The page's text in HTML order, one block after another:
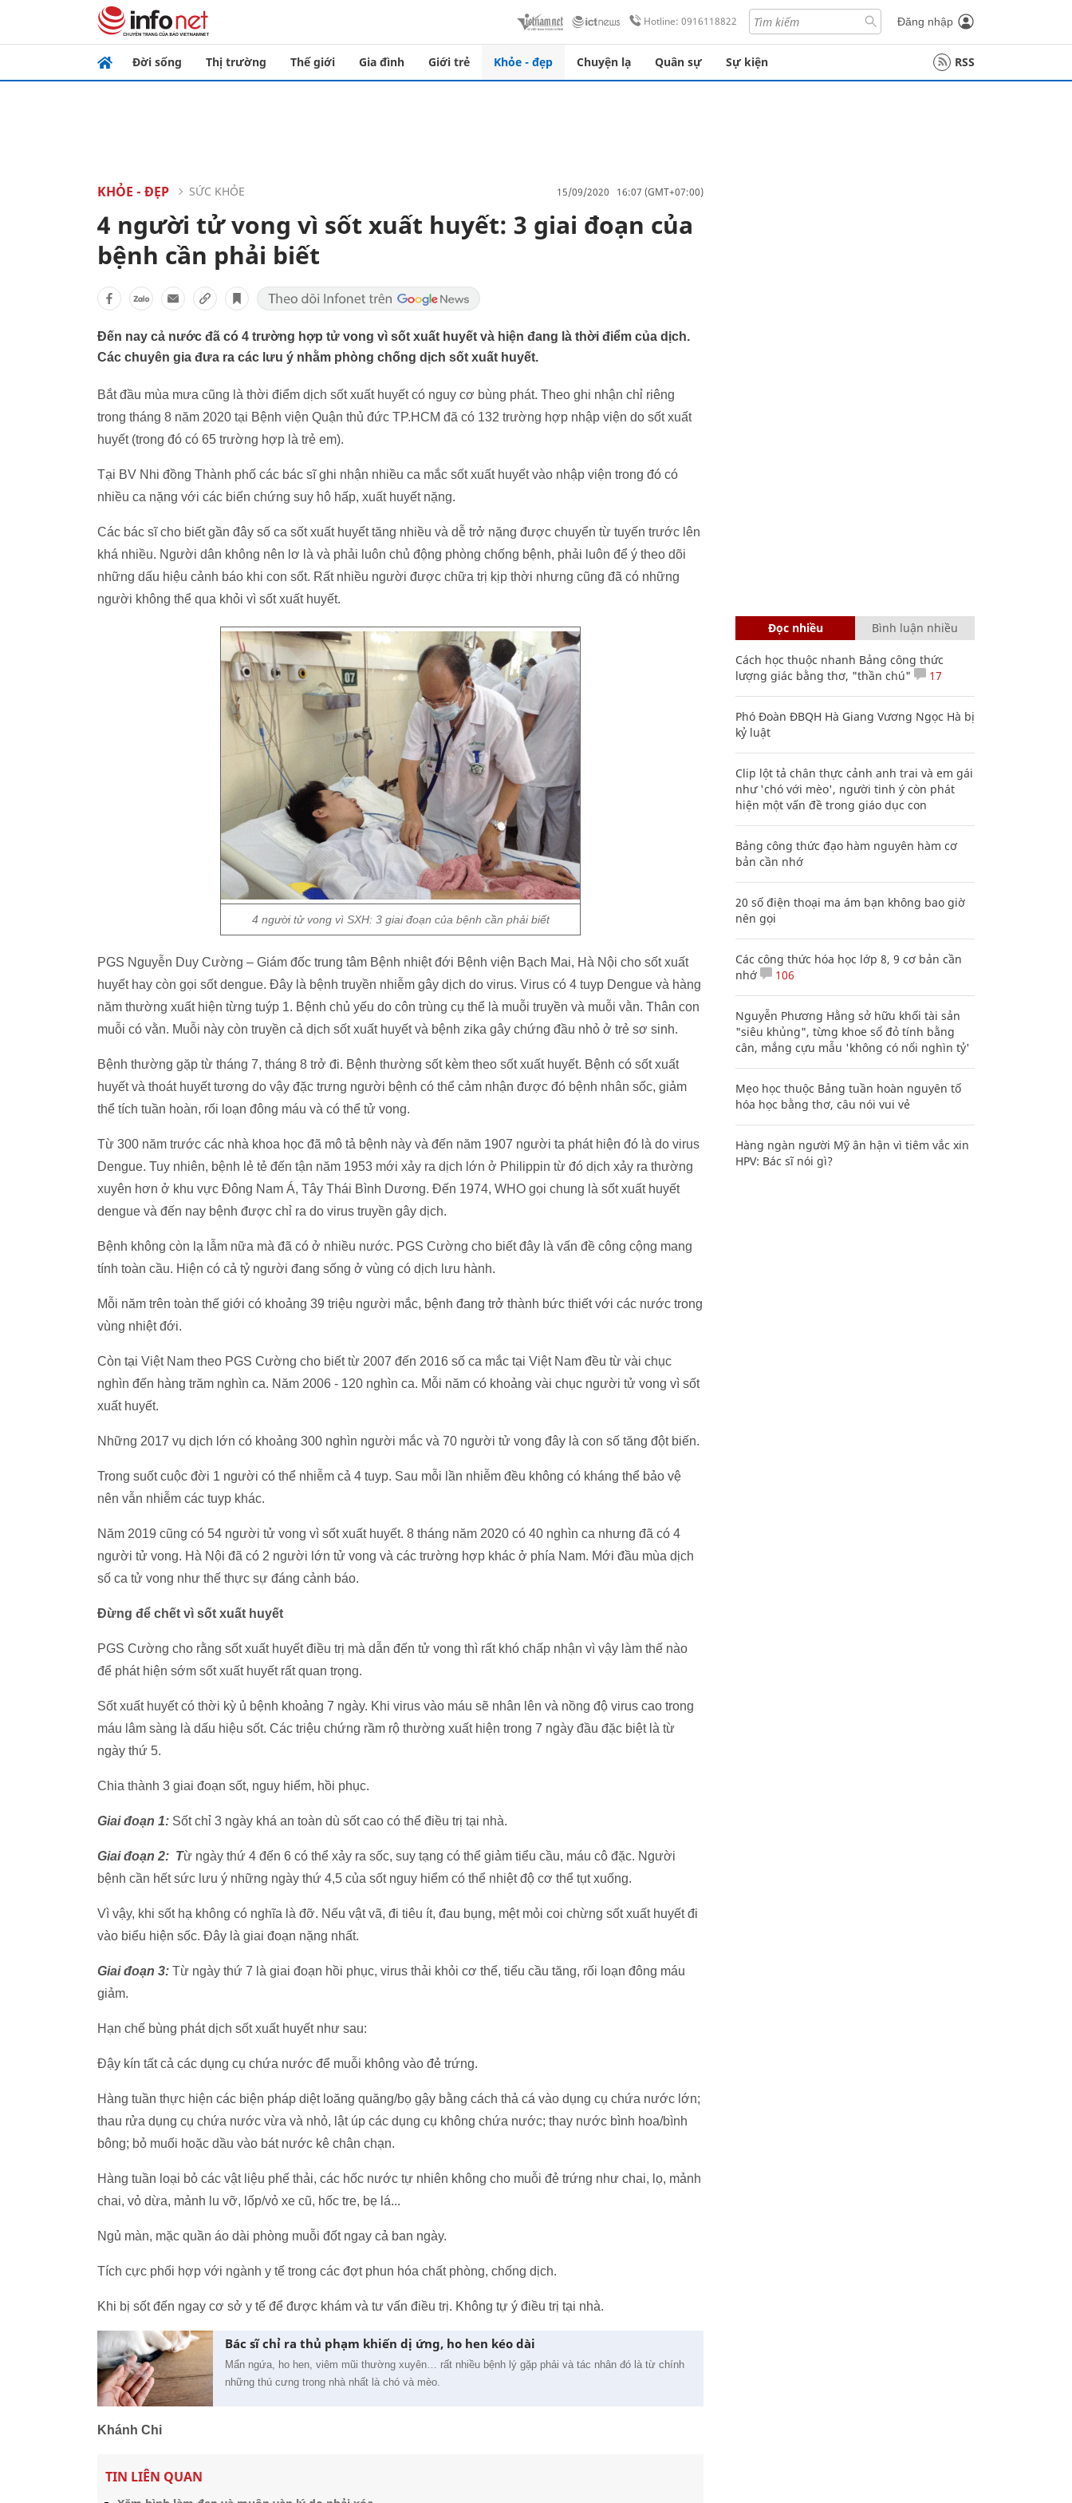
Hotline: 0916118822 Đăng nhập
Đời sống Thị trường Thế giới Gia đình Giới trẻ Khỏe - đẹp Chuyện lạ Quân sự Sự kiện RSS
KHỎE - ĐẸP SỨC KHỎE 15/09/2020 16:07 (GMT+07:00)
4 người tử vong vì sốt xuất huyết: 3 giai đoạn của
bệnh cần phải biết
Đến nay cả nước đã có 4 trường hợp tử vong vì sốt xuất huyết và hiện đang là thời điểm của dịch.
Các chuyên gia đưa ra các lưu ý nhằm phòng chống dịch sốt xuất huyết.
Bắt đầu mùa mưa cũng là thời điểm dịch sốt xuất huyết có nguy cơ bùng phát. Theo ghi nhận chỉ riêng
trong tháng 8 năm 2020 tại Bệnh viện Quận thủ đức TP.HCM đã có 132 trường hợp nhập viện do sốt xuất
huyết (trong đó có 65 trường hợp là trẻ em).
Tại BV Nhi đồng Thành phố các bác sĩ ghi nhận nhiều ca mắc sốt xuất huyết vào nhập viện trong đó có
nhiều ca nặng với các biến chứng suy hô hấp, xuất huyết nặng.
Các bác sĩ cho biết gần đây số ca sốt xuất huyết tăng nhiều và dễ trở nặng được chuyển từ tuyến trước lên
khá nhiều. Người dân không nên lơ là và phải luôn chủ động phòng chống bệnh, phải luôn để ý theo dõi
những dấu hiệu cảnh báo khi con sốt. Rất nhiều người được chữa trị kịp thời nhưng cũng đã có những
người không thể qua khỏi vì sốt xuất huyết.
4 người tử vong vì SXH: 3 giai đoạn của bệnh cần phải biết
PGS Nguyễn Duy Cường – Giám đốc trung tâm Bệnh nhiệt đới Bệnh viện Bạch Mai, Hà Nội cho sốt xuất
huyết hay còn gọi sốt dengue. Đây là bệnh truyền nhiễm gây dịch do virus. Virus có 4 tuyp Dengue và hàng
năm thường xuất hiện từng tuýp 1. Bệnh chủ yếu do côn trùng cụ thể là muỗi truyền và muỗi vằn. Thân con
muỗi có vằn. Muỗi này còn truyền cả dịch sốt xuất huyết và bệnh zika gây chứng đầu nhỏ ở trẻ sơ sinh.
Bệnh thường gặp từ tháng 7, tháng 8 trở đi. Bệnh thường sốt kèm theo sốt xuất huyết. Bệnh có sốt xuất
huyết và thoát huyết tương do vậy đặc trưng người bệnh có thể cảm nhận được đó bệnh nhân sốc, giảm
thể tích tuần hoàn, rối loạn đông máu và có thể tử vong.
Từ 300 năm trước các nhà khoa học đã mô tả bệnh này và đến năm 1907 người ta phát hiện đó là do virus
Dengue. Tuy nhiên, bệnh lẻ tẻ đến tận năm 1953 mới xảy ra dịch lớn ở Philippin từ đó dịch xảy ra thường
xuyên hơn ở khu vực Đông Nam Á, Tây Thái Bình Dương. Đến 1974, WHO gọi chung là sốt xuất huyết
dengue và đến nay bệnh được chỉ ra do virus truyền gây dịch.
Bệnh không còn lạ lẫm nữa mà đã có ở nhiều nước. PGS Cường cho biết đây là vấn đề công cộng mang
tính toàn cầu. Hiện có cả tỷ người đang sống ở vùng có dịch lưu hành.
Mỗi năm trên toàn thế giới có khoảng 39 triệu người mắc, bệnh đang trở thành bức thiết với các nước trong
vùng nhiệt đới.
Còn tại Việt Nam theo PGS Cường cho biết từ 2007 đến 2016 số ca mắc tại Việt Nam đều từ vài chục
nghìn đến hàng trăm nghìn ca. Năm 2006 - 120 nghìn ca. Mỗi năm có khoảng vài chục người tử vong vì sốt
xuất huyết.
Những 2017 vụ dịch lớn có khoảng 300 nghìn người mắc và 70 người tử vong đây là con số tăng đột biến.
Trong suốt cuộc đời 1 người có thể nhiễm cả 4 tuyp. Sau mỗi lần nhiễm đều không có kháng thể bảo vệ
nên vẫn nhiễm các tuyp khác.
Năm 2019 cũng có 54 người tử vong vì sốt xuất huyết. 8 tháng năm 2020 có 40 nghìn ca nhưng đã có 4
người tử vong. Hà Nội đã có 2 người lớn tử vong và các trường hợp khác ở phía Nam. Mới đầu mùa dịch
số ca tử vong như thế thực sự đáng cảnh báo.
Đừng để chết vì sốt xuất huyết
PGS Cường cho rằng sốt xuất huyết điều trị mà dẫn đến tử vong thì rất khó chấp nhận vì vậy làm thế nào
để phát hiện sớm sốt xuất huyết rất quan trọng.
Sốt xuất huyết có thời kỳ ủ bệnh khoảng 7 ngày. Khi virus vào máu sẽ nhân lên và nồng độ virus cao trong
máu lâm sàng là dấu hiệu sốt. Các triệu chứng rầm rộ thường xuất hiện trong 7 ngày đầu đặc biệt là từ
ngày thứ 5.
Chia thành 3 giai đoạn sốt, nguy hiểm, hồi phục.
Giai đoạn 1: Sốt chỉ 3 ngày khá an toàn dù sốt cao có thể điều trị tại nhà.
Giai đoạn 2: Từ ngày thứ 4 đến 6 có thể xảy ra sốc, suy tạng có thể giảm tiểu cầu, máu cô đặc. Người
bệnh cần hết sức lưu ý những ngày thứ 4,5 của sốt nguy hiểm có thể nhiệt độ cơ thể tụt xuống.
Vì vậy, khi sốt hạ không có nghĩa là đỡ. Nếu vật vã, đi tiêu ít, đau bụng, mệt mỏi coi chừng sốt xuất huyết đi
vào biểu hiện sốc. Đây là giai đoạn nặng nhất.
Giai đoạn 3: Từ ngày thứ 7 là giai đoạn hồi phục, virus thải khỏi cơ thể, tiểu cầu tăng, rối loạn đông máu
giảm.
Hạn chế bùng phát dịch sốt xuất huyết như sau:
Đậy kín tất cả các dụng cụ chứa nước để muỗi không vào đẻ trứng.
Hàng tuần thực hiện các biện pháp diệt loăng quăng/bọ gậy bằng cách thả cá vào dụng cụ chứa nước lớn;
thau rửa dụng cụ chứa nước vừa và nhỏ, lật úp các dụng cụ không chứa nước; thay nước bình hoa/bình
bông; bỏ muối hoặc dầu vào bát nước kê chân chạn.
Hàng tuần loại bỏ các vật liệu phế thải, các hốc nước tự nhiên không cho muỗi đẻ trứng như chai, lọ, mảnh
chai, vỏ dừa, mảnh lu vỡ, lốp/vỏ xe cũ, hốc tre, bẹ lá...
Ngủ màn, mặc quần áo dài phòng muỗi đốt ngay cả ban ngày.
Tích cực phối hợp với ngành y tế trong các đợt phun hóa chất phòng, chống dịch.
Khi bị sốt đến ngay cơ sở y tế để được khám và tư vấn điều trị. Không tự ý điều trị tại nhà.
Bác sĩ chỉ ra thủ phạm khiến dị ứng, ho hen kéo dài
Mẩn ngứa, ho hen, viêm mũi thường xuyên… rất nhiều bệnh lý gặp phải và tác nhân đó là từ chính
những thú cưng trong nhà nhất là chó và mèo.
Khánh Chi
TIN LIÊN QUAN
Đọc nhiều Bình luận nhiều
Cách học thuộc nhanh Bảng công thức
lượng giác bằng thơ, "thần chú"
17
Phó Đoàn ĐBQH Hà Giang Vương Ngọc Hà bị
kỷ luật
Clip lột tả chân thực cảnh anh trai và em gái
như 'chó với mèo', người tinh ý còn phát
hiện một vấn đề trong giáo dục con
Bảng công thức đạo hàm nguyên hàm cơ
bản cần nhớ
20 số điện thoại ma ám bạn không bao giờ
nên gọi
Các công thức hóa học lớp 8, 9 cơ bản cần
nhớ
106
Nguyễn Phương Hằng sở hữu khối tài sản
"siêu khủng", từng khoe sổ đỏ tính bằng
cân, mắng cựu mẫu 'không có nổi nghìn tỷ'
Mẹo học thuộc Bảng tuần hoàn nguyên tố
hóa học bằng thơ, câu nói vui vẻ
Hàng ngàn người Mỹ ân hận vì tiêm vắc xin
HPV: Bác sĩ nói gì?